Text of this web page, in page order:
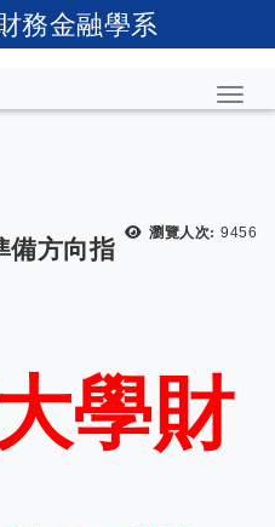
務金融學系
瀏覽人次: 9456
備方向指
學財